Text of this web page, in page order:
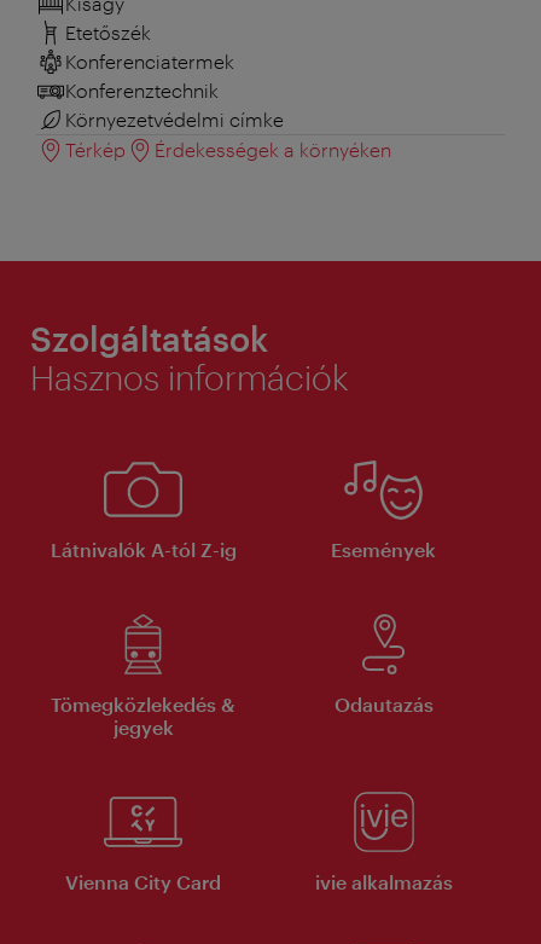
Etetőszék
Konferenciatermek
Konferenztechnik
Környezetvédelmi címke
Térkép
Érdekességek a környéken
Szolgáltatások
Hasznos információk
Látnivalók A-tól Z-ig Események
Tömegközlekedés &
jegyek
Odautazás
Vienna City Card ivie alkalmazás